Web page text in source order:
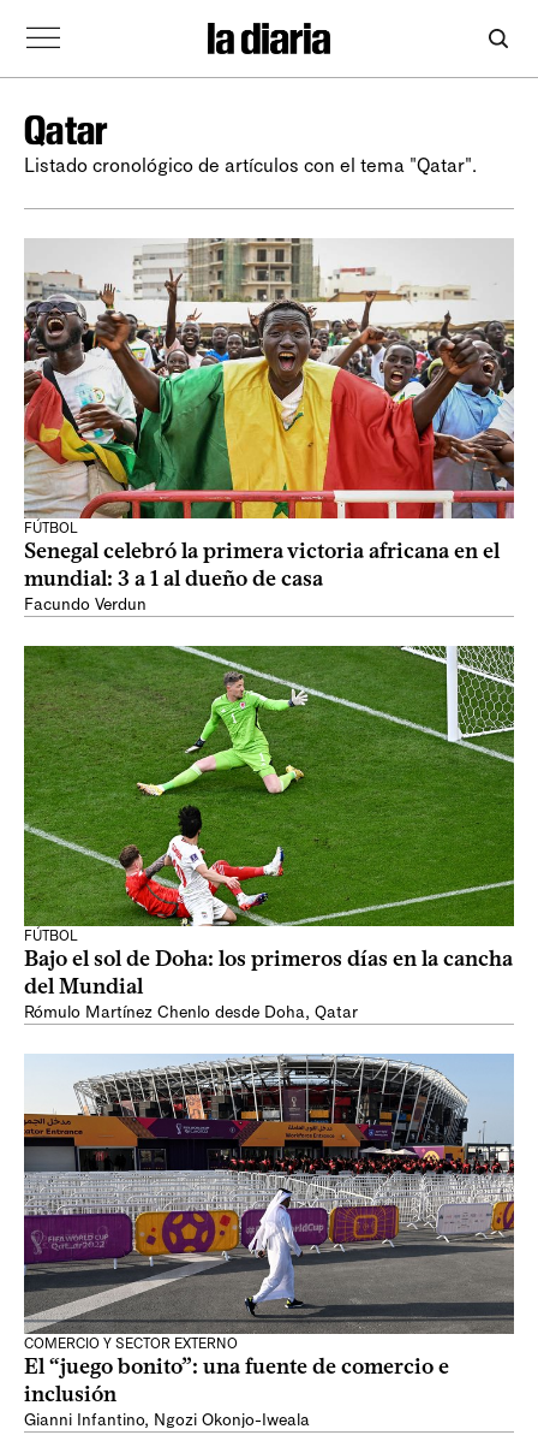
Qatar
Listado cronológico de artículos con el tema "Qatar".
FÚTBOL
Senegal celebró la primera victoria africana en el
mundial: 3 a 1 al dueño de casa
Facundo Verdun
FÚTBOL
Bajo el sol de Doha: los primeros días en la cancha
del Mundial
Rómulo Martínez Chenlo desde Doha, Qatar
COMERCIO Y SECTOR EXTERNO
El “juego bonito”: una fuente de comercio e
inclusión
Gianni Infantino, Ngozi Okonjo-Iweala